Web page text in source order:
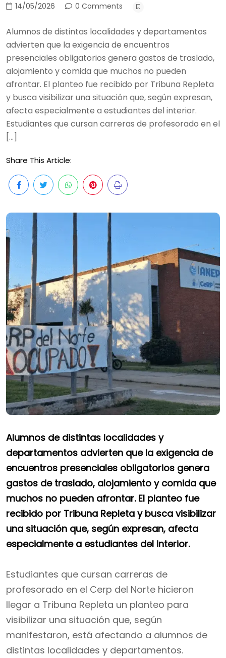
14/05/2026 0 Comments
Alumnos de distintas localidades y departamentos
advierten que la exigencia de encuentros
presenciales obligatorios genera gastos de traslado,
alojamiento y comida que muchos no pueden
afrontar. El planteo fue recibido por Tribuna Repleta
y busca visibilizar una situación que, según expresan,
afecta especialmente a estudiantes del interior.
Estudiantes que cursan carreras de profesorado en el
[…]
Share This Article:
Alumnos de distintas localidades y
departamentos advierten que la exigencia de
encuentros presenciales obligatorios genera
gastos de traslado, alojamiento y comida que
muchos no pueden afrontar. El planteo fue
recibido por Tribuna Repleta y busca visibilizar
una situación que, según expresan, afecta
especialmente a estudiantes del interior.
Estudiantes que cursan carreras de
profesorado en el Cerp del Norte hicieron
llegar a Tribuna Repleta un planteo para
visibilizar una situación que, según
manifestaron, está afectando a alumnos de
distintas localidades y departamentos.